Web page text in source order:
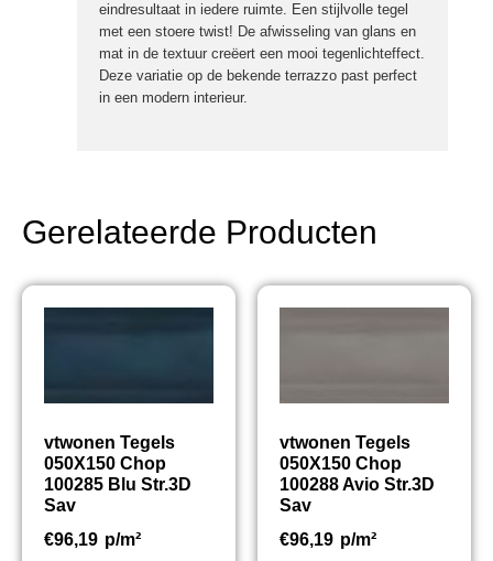
eindresultaat in iedere ruimte. Een stijlvolle tegel
met een stoere twist! De afwisseling van glans en
mat in de textuur creëert een mooi tegenlichteffect.
Deze variatie op de bekende terrazzo past perfect
in een modern interieur.
Gerelateerde Producten
vtwonen Tegels
050X150 Chop
100285 Blu Str.3D
Sav
€96,19 p/m²
vtwonen Tegels
050X150 Chop
100288 Avio Str.3D
Sav
€96,19 p/m²